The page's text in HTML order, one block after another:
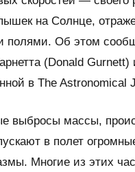
на Солнце,
полями. Об этом
(Donald Gurnett)
в The Astronomical
выбросы массы,
в полет
Многие из этих